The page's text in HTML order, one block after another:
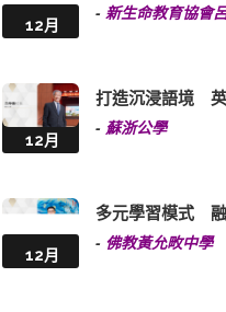
12月
- 新生命教育協會
12月
打造沉浸語境
- 蘇浙公學
12月
多元學習模式
- 佛教黃允畋中學